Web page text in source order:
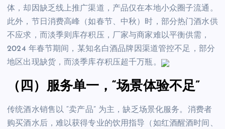
体，却因缺乏线上推广渠道，产品仅在本地小众圈子流通。
此外，节日消费高峰（如春节、中秋）时，部分热门酒水供
不应求，而淡季则库存积压，厂家与商家难以平衡供需，
2024 年春节期间，某知名白酒品牌因渠道管控不足，部分
地区出现缺货，而淡季库存积压超千万瓶。
（四）服务单一，“场景体验不足”
传统酒水销售以 “卖产品” 为主，缺乏场景化服务。消费者
购买酒水后，难以获得专业的饮用指导（如红酒醒酒时间、